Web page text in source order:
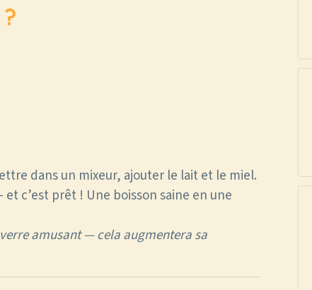
dans un mixeur, ajouter le lait et le miel.
c’est prêt ! Une boisson saine en une
amusant — cela augmentera sa